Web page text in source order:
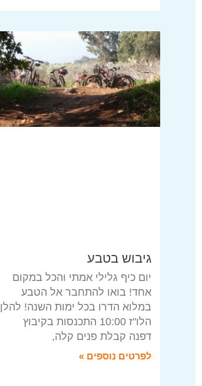
גיבוש בטבע
יום כיף גלילי אמתי והכל במקום
אחד! בואו להתחבר אל הטבע
במלוא הדרו בכל ימות השנה! להלן
הלו"ז 10:00 התכנסות בקיבוץ
דפנה קבלת פנים קלה,
לפרטים נוספים »